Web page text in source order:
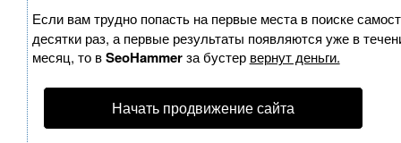
Если вам трудно попасть на первые места в поиске
десятки раз, а первые результаты появляются уже в
месяц, то вSeoHammerза бустер вернут деньги.
Начать продвижение сайта